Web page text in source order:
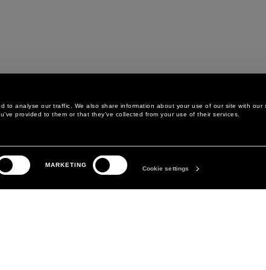
analyse our traffic. We also share information about your use of our site with our
provided to them or that they’ve collected from your use of their services.
MARKETING
Cookie settings
LEGAL AREA
DATENSCHUTZERKLÄRUNG
DAS UNTERNEHMEN
ABOUT